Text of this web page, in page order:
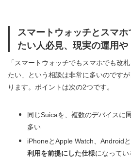
スマートウォッチとスマ
たい人必見、現実の運用や
「スマートウォッチでもスマホでも改
たい」という相談は非常に多いのです
ります。ポイントは次の2つです。
同じSuicaを、複数のデバイスに
多い
iPhoneとApple Watch、Androidと
利用を前提にした仕様になってい